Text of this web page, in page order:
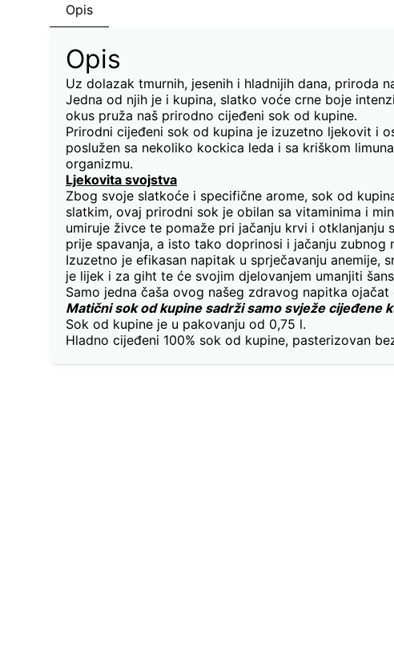
Opis
Opis
Uz dolazak tmurnih, jesenih i hladnijih dana, priroda
Jedna od njih je i kupina, slatko voće crne boje
okus pruža naš prirodno cijeđeni sok od kupine.
Prirodni cijeđeni sok od kupina je izuzetno ljekovit i
poslužen sa nekoliko kockica leda i sa kriškom
organizmu.
Ljekovita svojstva
Zbog svoje slatkoće i specifične arome, sok od
slatkim, ovaj prirodni sok je obilan sa vitaminima i
umiruje živce te pomaže pri jačanju krvi i otklanjanju
prije spavanja, a isto tako doprinosi i jačanju zubnog
Izuzetno je efikasan napitak u sprječavanju
je lijek i za giht te će svojim djelovanjem umanjiti
Samo jedna čaša ovog našeg zdravog napitka
Matični sok od kupine sadrži samo svježe cijeđene
Sok od kupine je u pakovanju od 0,75 l.
Hladno cijeđeni 100% sok od kupine, pasterizovan